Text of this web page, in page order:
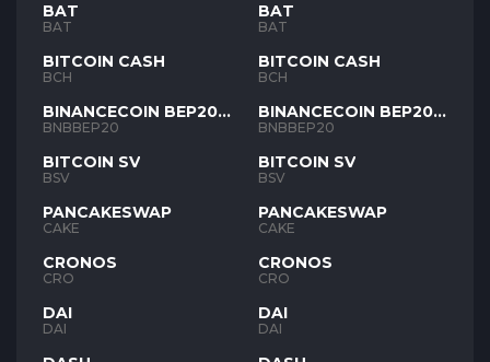
BAT
BAT
BITCOIN CASH
BCH
BINANCECOIN BEP20
BNB
BNBBEP20
BITCOIN SV
BSV
PANCAKESWAP
CAKE
CRONOS
CRO
DAI
DAI
BAT
BAT
BITCOIN CASH
BCH
BINANCECOIN BEP20
BNB
BNBBEP20
BITCOIN SV
BSV
PANCAKESWAP
CAKE
CRONOS
CRO
DAI
DAI